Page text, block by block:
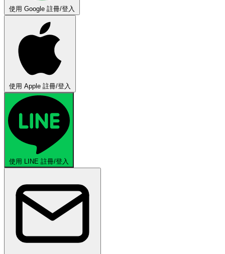
使用 Google 註冊/登入
使用 Apple 註冊/登入
使用 LINE 註冊/登入